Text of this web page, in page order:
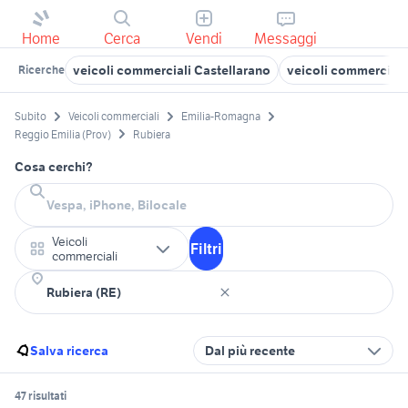
Home Cerca Vendi Messaggi
Ricerche veicoli commerciali Castellarano veicoli commerciali
Subito Veicoli commerciali
Emilia-Romagna
Reggio Emilia (Prov)
Rubiera
Cosa cerchi?
Veicoli
commerciali
Filtri
Salva ricerca Dal più recente
47 risultati